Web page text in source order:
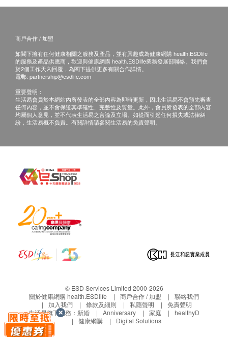
訂購一經確認，不設更改已訂購的計劃，轉讓給第
接受疫苗注射。如未能出示有效報告，需另外支付
血液化驗費用。
若經醫生評估後，閣下並不適合進行疫苗注射，將
需支付醫生診症費用HK$300，餘下差額將會退
回。
任何疫苗的提供會視供應情況而定，購買或預約後
預防疫苗產品不適用於佐敦卓健診斷及放射中心。
卓健醫療體檢中心 - 眼科檢查：
公時間內，致電客戶預約的時間及地點，客戶亦可
客戶必須於預約當天出示身份證及訂購確認信(列
印本或電子版本)以確認身份。
此產品只適用於3歲或以上人士。
產品不適用於星期日及公眾假期 。
商戶合作 / 加盟
如閣下擁有任何健康相關之服務及產品，並有興趣成為健康網購 health.ESDlife
的服務及產品供應商，歡迎與健康網購 health.ESDlife業務發展部聯絡。我們會
於2個工作天內回覆，為閣下提供更多有關合作詳情。
電郵: partnership@esdlife.com
重要聲明：
生活易會員於本網站內所發表的全部內容為即時更新，因此生活易不會預先審查
任何內容，並不會保證其準確性、完整性及質量。此外，會員所發表的全部內容
均屬個人意見，並不代表生活易之言論及立場。如從而引起任何損失或法律糾
紛，生活易概不負責。有關詳情請參閱生活易的免責聲明。
© ESD Services Limited 2000-2026
關於健康網購 health.ESDlife
商戶合作 / 加盟
聯絡我們
加入我們
條款及細則 私隱聲明
免責聲明
生活易旗下業務： 新婚 Anniversary 家庭
healthyD
健康網購
Digital Solutions